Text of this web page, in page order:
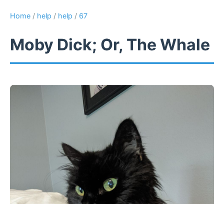
Home / help / help / 67
Moby Dick; Or, The Whale